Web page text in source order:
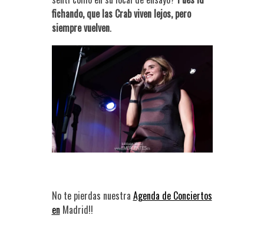
fichando, que las Crab viven lejos, pero
siempre vuelven.
No te pierdas nuestra Agenda de Conciertos
en Madrid!!